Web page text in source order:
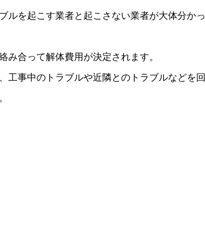
ルを起こす業者と起こさない業者が大体分かっ
み合って解体費用が決定されます。
工事中のトラブルや近隣とのトラブルなどを回